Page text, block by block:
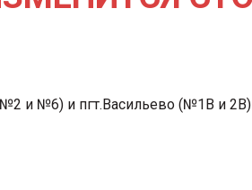
и №6) и пгт.Васильево (№1В и 2В)